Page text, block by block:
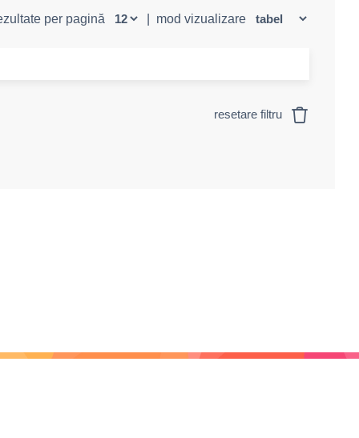
per pagină mod vizualizare
resetare filtru